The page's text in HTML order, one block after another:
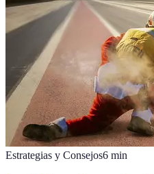
Estrategias y Consejos6 min